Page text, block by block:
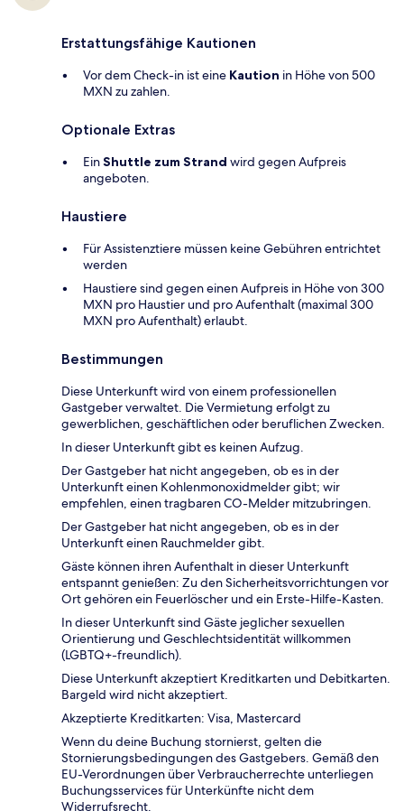
Erstattungsfähige Kautionen
Vor dem Check-in ist eine Kaution in Höhe von 500
MXN zu zahlen.
Optionale Extras
EinShuttle zum Strand wird gegen Aufpreis
angeboten.
Haustiere
Für Assistenztiere müssen keine Gebühren entrichtet
werden
Haustiere sind gegen einen Aufpreis in Höhe von 300
MXN pro Haustier und pro Aufenthalt (maximal 300
MXN pro Aufenthalt) erlaubt.
Bestimmungen
Diese Unterkunft wird von einem professionellen
Gastgeber verwaltet. Die Vermietung erfolgt zu
gewerblichen, geschäftlichen oder beruflichen Zwecken.
In dieser Unterkunft gibt es keinen Aufzug.
Der Gastgeber hat nicht angegeben, ob es in der
Unterkunft einen Kohlenmonoxidmelder gibt; wir
empfehlen, einen tragbaren CO-Melder mitzubringen.
Der Gastgeber hat nicht angegeben, ob es in der
Unterkunft einen Rauchmelder gibt.
Gäste können ihren Aufenthalt in dieser Unterkunft
entspannt genießen: Zu den Sicherheitsvorrichtungen vor
Ort gehören ein Feuerlöscher und ein Erste-Hilfe-Kasten.
In dieser Unterkunft sind Gäste jeglicher sexuellen
Orientierung und Geschlechtsidentität willkommen
(LGBTQ+-freundlich).
Diese Unterkunft akzeptiert Kreditkarten und Debitkarten.
Bargeld wird nicht akzeptiert.
Akzeptierte Kreditkarten: Visa, Mastercard
Wenn du deine Buchung stornierst, gelten die
Stornierungsbedingungen des Gastgebers. Gemäß den
EU-Verordnungen über Verbraucherrechte unterliegen
Buchungsservices für Unterkünfte nicht dem
Widerrufsrecht.